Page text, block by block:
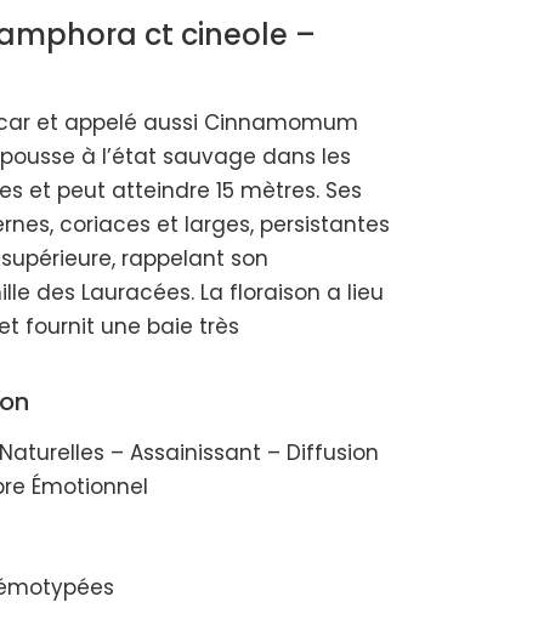
ct cineole –
et appelé aussi Cinnamomum
à l’état sauvage dans les
et peut atteindre 15 mètres. Ses
coriaces et larges, persistantes
rappelant son
des Lauracées. La floraison a lieu
fournit une baie très
– Assainissant – Diffusion
Émotionnel